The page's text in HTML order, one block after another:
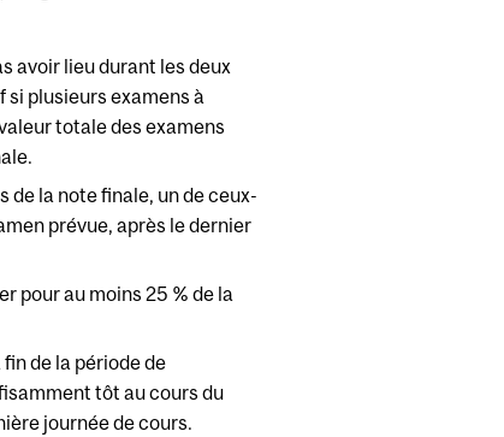
avoir lieu durant les deux
plusieurs examens à
totale des examens
de la note finale, un de ceux-
prévue, après le dernier
pour au moins 25 % de la
de la période de
tôt au cours du
journée de cours.